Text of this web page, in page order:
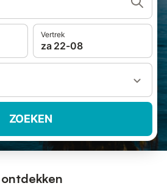
Vertrek
za 22-08
ZOEKEN